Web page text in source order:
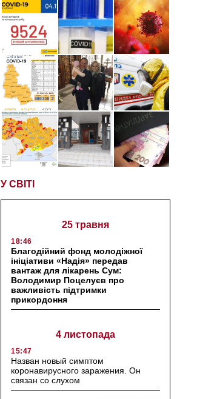
У СВІТІ
25 травня
18:46
Благодійний фонд молодіжної
ініціативи «Надія» передав
вантаж для лікарень Сум:
Володимир Поцелуєв про
важливість підтримки
прикордоння
4 листопада
15:47
Назван новый симптом
коронавирусного заражения. Он
связан со слухом